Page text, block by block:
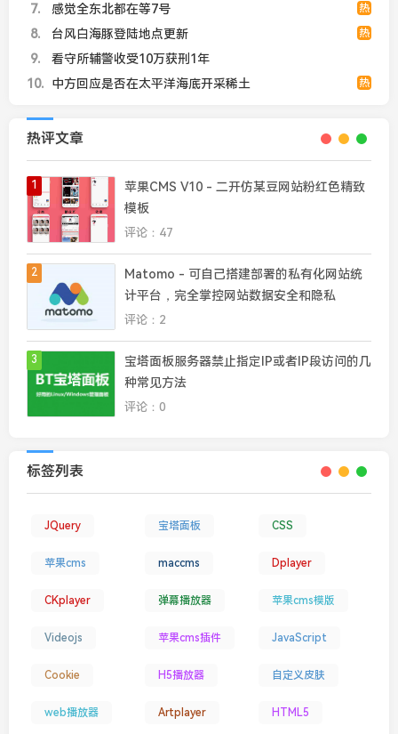
7
热
感觉全东北都在等7号
8
热
台风白海豚登陆地点更新
9
看守所辅警收受10万获刑1年
10
热
中方回应是否在太平洋海底开采稀土
热评文章
1
苹果CMS V10 - 二开仿某豆网站粉红色精致
模板
评论：47
2
Matomo - 可自己搭建部署的私有化网站统
计平台，完全掌控网站数据安全和隐私
评论：2
3
宝塔面板服务器禁止指定IP或者IP段访问的几
种常见方法
评论：0
标签列表
JQuery 宝塔面板 CSS
苹果cms maccms Dplayer
CKplayer 弹幕播放器 苹果cms模版
Videojs 苹果cms插件 JavaScript
Cookie H5播放器 自定义皮肤
web播放器 Artplayer HTML5